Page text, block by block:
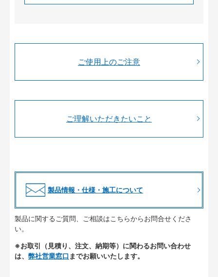
ご使用上のご注意
ご理解いただきたいこと
製品情報・仕様・施工について
製品に関するご質問、ご相談はこちらからお問合せくださ
い。
※お取引（見積り、注文、納期等）に関わるお問い合わせ
は、 弊社営業窓口 までお願いいたします。